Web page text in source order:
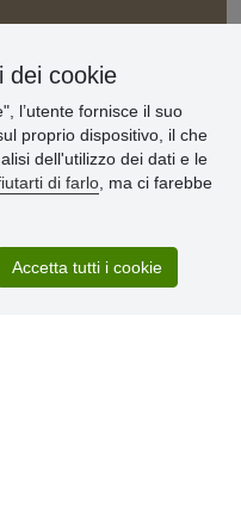
dei cookie
l’utente fornisce il suo
proprio dispositivo, il che
dell'utilizzo dei dati e le
di farlo , ma ci farebbe
Accetta tutti i cookie